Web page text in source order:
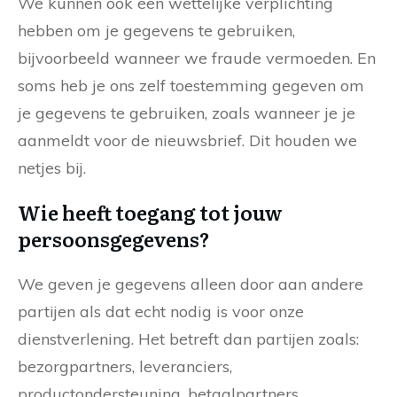
hebben om je gegevens te gebruiken,
bijvoorbeeld wanneer we fraude vermoeden. En
soms heb je ons zelf toestemming gegeven om
je gegevens te gebruiken, zoals wanneer je je
aanmeldt voor de nieuwsbrief. Dit houden we
netjes bij.
Wie heeft toegang tot jouw
persoonsgegevens?
We geven je gegevens alleen door aan andere
partijen als dat echt nodig is voor onze
dienstverlening. Het betreft dan partijen zoals:
bezorgpartners, leveranciers,